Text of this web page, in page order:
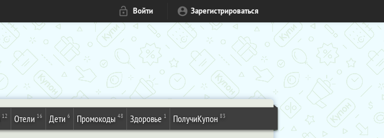
Войти Зарегистрироваться
12 Отели 16 Дети 6 Промокоды 48 Здоровье 1 ПолучиКупон 83